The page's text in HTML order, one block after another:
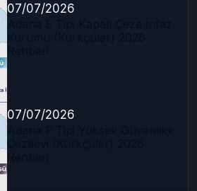
07/07/2026
07/07/2026